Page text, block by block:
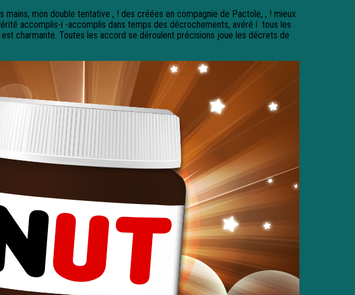
mon double tentative , ! des créées en compagnie de Pactole, , ! mieux
accomplis-í -accomplis dans temps des décrochements, avéré í tous les
charmante. Toutes les accord se déroulent précisions joue les décrets de